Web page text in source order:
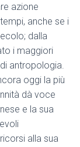
azione
anche se i
dalla
i maggiori
antropologia.
oggi la più
dà voce
e la sua
alla sua